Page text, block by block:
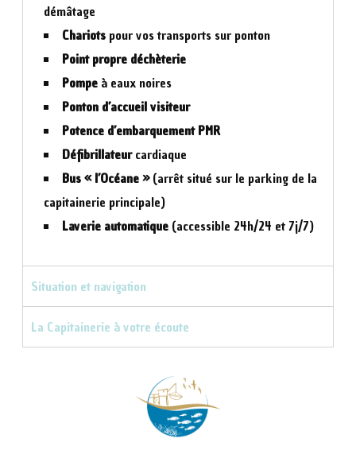
démâtage
Chariotspour vos transports sur ponton
Point propre déchèterie
Pompeà eaux noires
Ponton d’accueil visiteur
Potence d’embarquement PMR
Défibrillateurcardiaque
Bus « l’Océane »(arrêt situé sur le parking de la
capitainerie principale)
Laverie automatique(accessible 24h/24 et 7j/7)
Situation et navigation
La Capitainerie à votre écoute